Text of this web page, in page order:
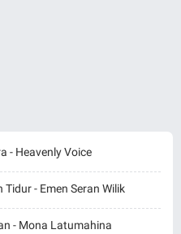
- Heavenly Voice
- Emen Seran Wilik
- Mona Latumahina